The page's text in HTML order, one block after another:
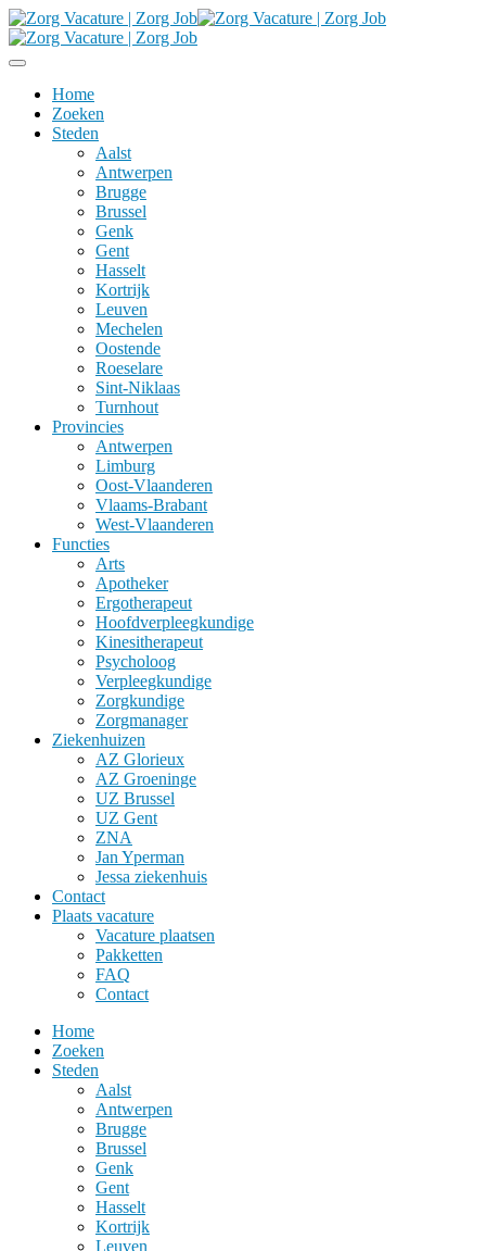
Home
Zoeken
Steden
Aalst
Antwerpen
Brugge
Brussel
Genk
Gent
Hasselt
Kortrijk
Leuven
Mechelen
Oostende
Roeselare
Sint-Niklaas
Turnhout
Provincies
Antwerpen
Limburg
Oost-Vlaanderen
Vlaams-Brabant
West-Vlaanderen
Functies
Arts
Apotheker
Ergotherapeut
Hoofdverpleegkundige
Kinesitherapeut
Psycholoog
Verpleegkundige
Zorgkundige
Zorgmanager
Ziekenhuizen
AZ Glorieux
AZ Groeninge
UZ Brussel
UZ Gent
ZNA
Jan Yperman
Jessa ziekenhuis
Contact
Plaats vacature
Vacature plaatsen
Pakketten
FAQ
Contact
Home
Zoeken
Steden
Aalst
Antwerpen
Brugge
Brussel
Genk
Gent
Hasselt
Kortrijk
Leuven